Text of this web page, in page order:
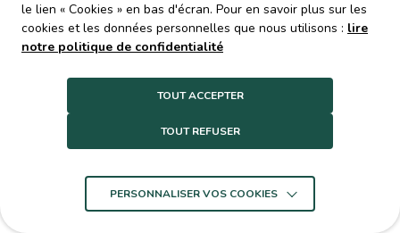
Les EPCI membres assurent la collecte des déchets
ménagers et assimilés. Decoset les prend ensuite en
charge au sein de centres de transferts, puis les
transporte dans les équipements qui vont permettre de
les valoriser et de les orienter vers les filières de
traitement adéquates (plateforme de compostage,
centre de tri, unité de valorisation énergétique).
Les objectifs du syndicat sont de tendre versune
le lien « Cookies » en bas d'écran. Pour en savoir plus sur les
cookies et les données personnelles que nous utilisons : lire
notre politique de confidentialité
TOUT ACCEPTER
TOUT REFUSER
PERSONNALISER VOS COOKIES